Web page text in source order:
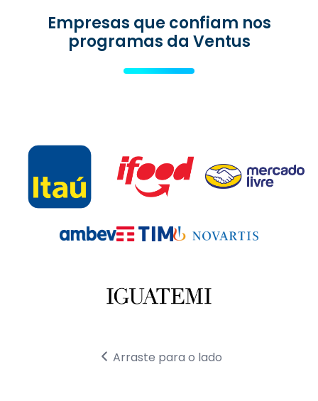
Empresas que confiam nos
programas da Ventus
Arraste para o lado